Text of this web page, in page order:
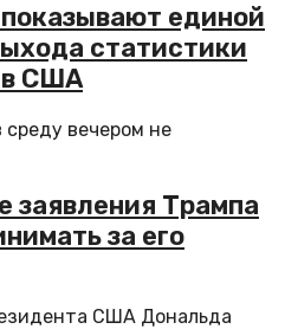
единой
статистики
в США
вечером не
заявления Трампа
за его
США Дональда